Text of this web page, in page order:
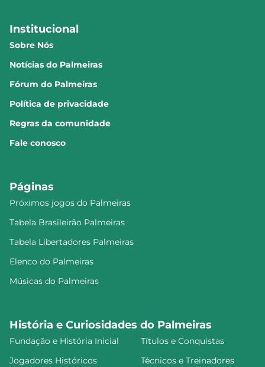
Institucional
Sobre Nós
Notícias do Palmeiras
Fórum do Palmeiras
Política de privacidade
Regras da comunidade
Fale conosco
Páginas
Próximos jogos do Palmeiras
Tabela Brasileirão Palmeiras
Tabela Libertadores Palmeiras
Elenco do Palmeiras
Músicas do Palmeiras
História e Curiosidades do Palmeiras
Fundação e História Inicial
Títulos e Conquistas
Jogadores Históricos
Técnicos e Treinadores